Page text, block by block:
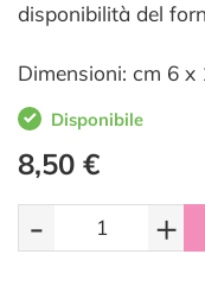
disponibilità del
Dimensioni: cm 6 x
Disponibile
8,50 €
- +